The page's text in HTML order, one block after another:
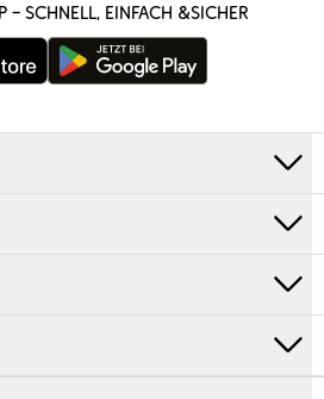
– SCHNELL, EINFACH &SICHER